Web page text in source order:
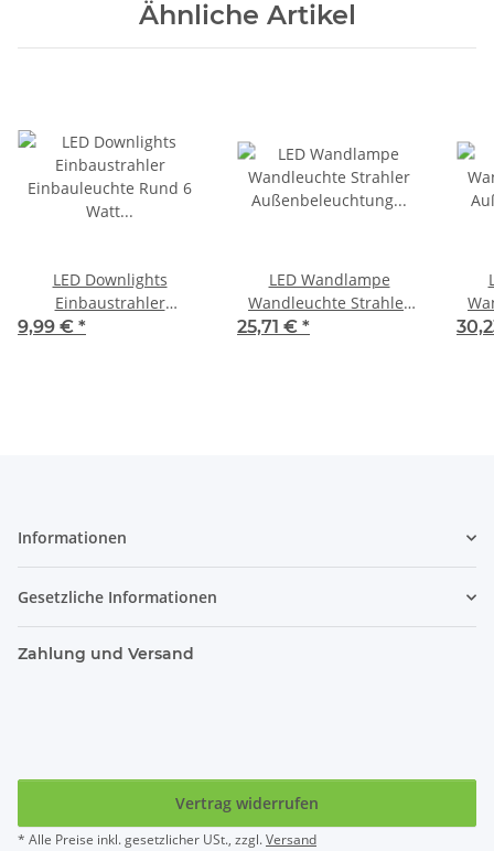
Ähnliche Artikel
LED Downlights
Einbaustrahler
Einbauleuchte Rund 6
9,99 € *
LED Wandlampe
Wandleuchte Strahler
Außenbeleuchtung LED
25,71 € *
Informationen
Gesetzliche Informationen
Zahlung und Versand
Vertrag widerrufen
* Alle Preise inkl. gesetzlicher USt., zzgl.Versand